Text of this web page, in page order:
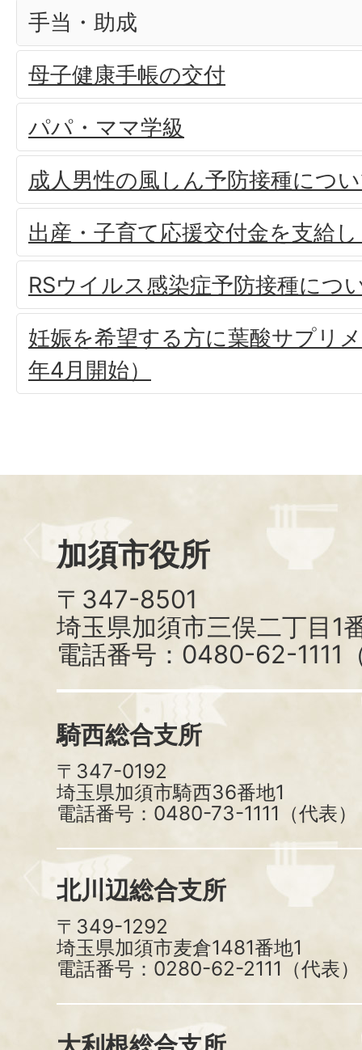
手当・助成
母子健康手帳の交付
パパ・ママ学級
成人男性の風しん予防接種につ
出産・子育て応援交付金を支給
RSウイルス感染症予防接種につ
妊娠を希望する方に葉酸サプリ
年4月開始）
加須市役所
〒347-8501
埼玉県加須市三俣二丁目1
電話番号：0480-62-1111
騎西総合支所
〒347-0192
埼玉県加須市騎西36番地1
電話番号：0480-73-1111（代表）
北川辺総合支所
〒349-1292
埼玉県加須市麦倉1481番地1
電話番号：0280-62-2111（代表）